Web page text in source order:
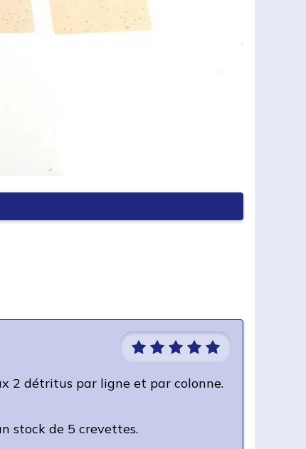
2 détritus par ligne et par colonne.
stock de 5 crevettes.